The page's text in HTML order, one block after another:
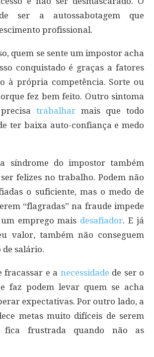
ser a autossabotagem que
profissional.
quem se sente um impostor acha
conquistado é graças a fatores
à própria competência. Sorte ou
fez bem feito. Outro sintoma
trabalhar mais que todo
ter baixa auto-confiança e medo
síndrome do impostor também
felizes no trabalho. Podem não
o suficiente, mas o medo de
“flagradas” na fraude impede
emprego mais desafiador. E já
valor, também não conseguem
salário.
fracassar e a necessidade de ser o
faz podem levar quem se acha
expectativas. Por outro lado, a
metas muito difíceis de serem
fica frustrada quando não as